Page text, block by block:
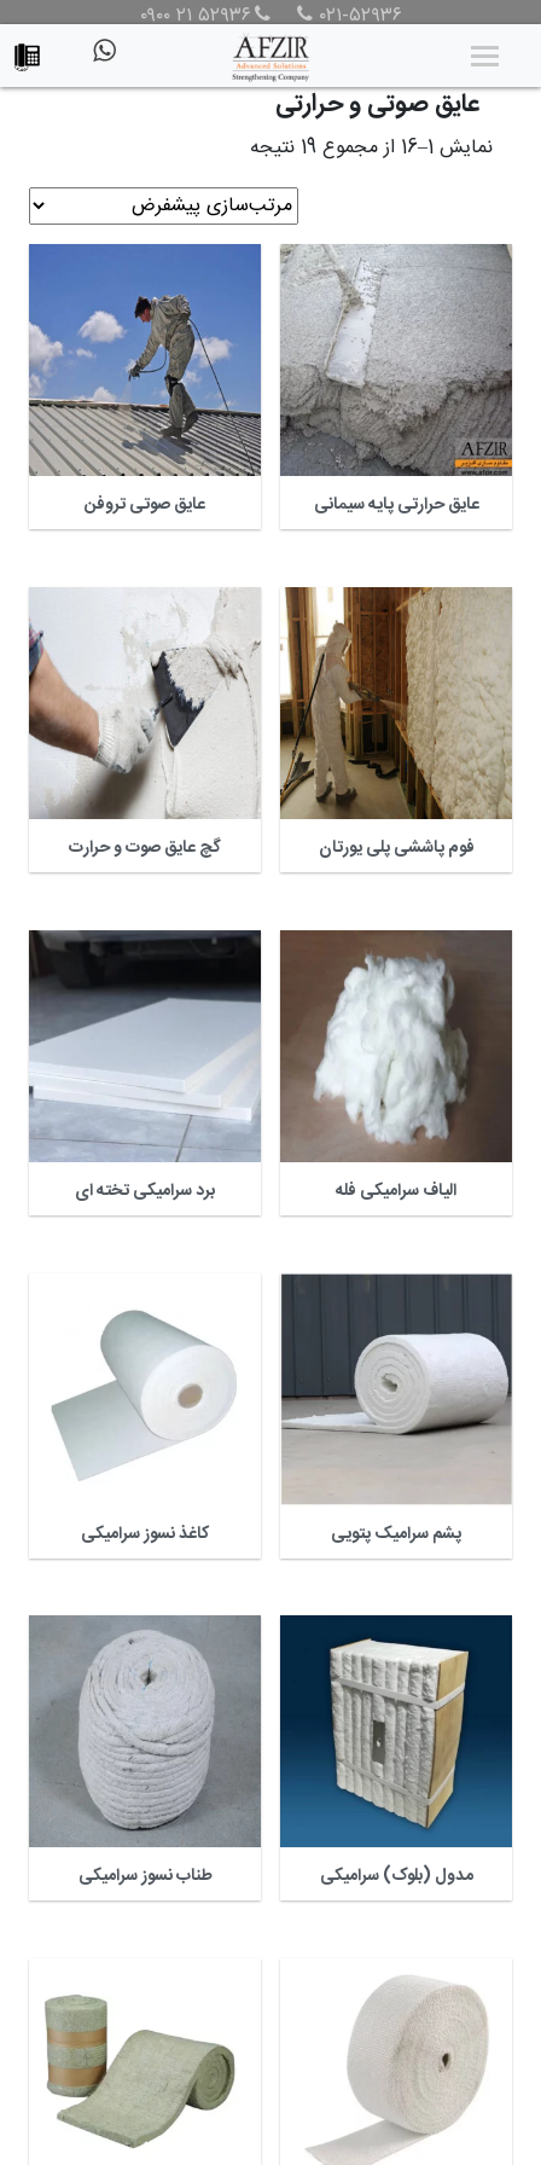
۰۲۱-۵۲۹۳۶
۰۹۰۰ ۲۱ ۵۲۹۳۶
محصولات
/ عایق صوتی و حرارتی
عایق صوتی و حرارتی
نمایش 1–16 از مجموع 19 نتیجه
عایق حرارتی پایه سیمانی عایق صوتی تروفن
فوم پاششی پلی یورتان گچ عایق صوت و حرارت
الیاف سرامیکی فله برد سرامیکی تخته ای
پشم سرامیک پتویی کاغذ نسوز سرامیکی
مدول (بلوک) سرامیکی طناب نسوز سرامیکی